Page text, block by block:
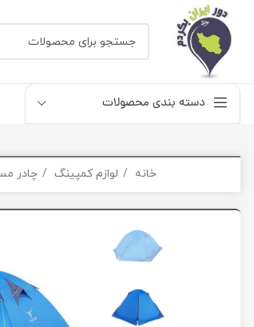
دسته بندی محصولات
خانه لوازم کمپینگ چادر